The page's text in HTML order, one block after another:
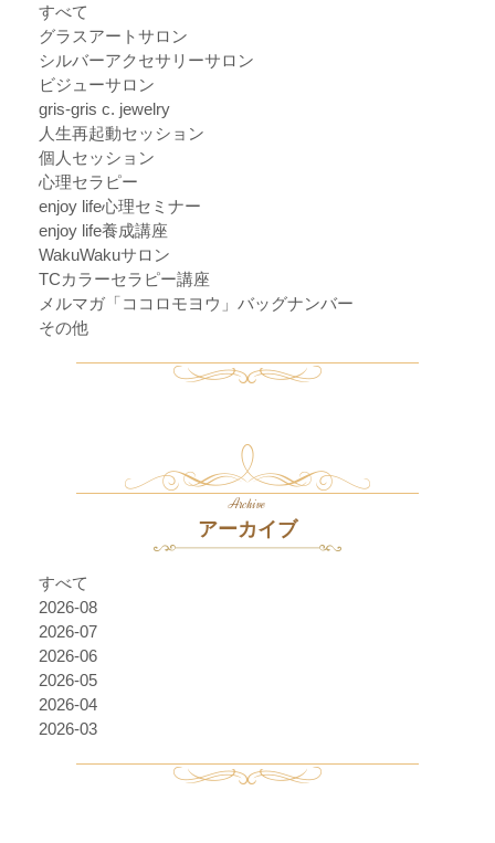
すべて
グラスアートサロン
シルバーアクセサリーサロン
ビジューサロン
gris-gris c. jewelry
人生再起動セッション
個人セッション
心理セラピー
enjoy life心理セミナー
enjoy life養成講座
WakuWakuサロン
TCカラーセラピー講座
メルマガ「ココロモヨウ」バッグナンバー
その他
Archive
アーカイブ
すべて
2026-08
2026-07
2026-06
2026-05
2026-04
2026-03